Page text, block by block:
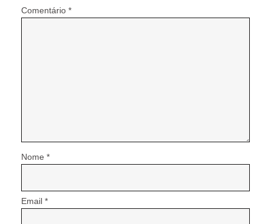
Comentário *
Nome *
Email *